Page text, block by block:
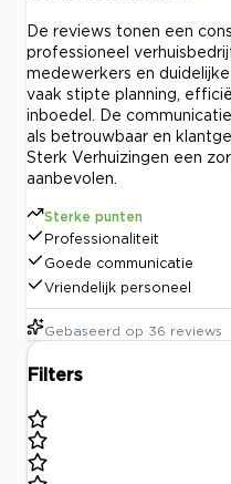
De reviews tonen een
professioneel
medewerkers en
vaak stipte planning,
inboedel. De
als betrouwbaar en
Sterk Verhuizingen een
aanbevolen.
Sterke punten
Professionaliteit
Goede communicatie
Vriendelijk personeel
Gebaseerd op 36 reviews
Filters